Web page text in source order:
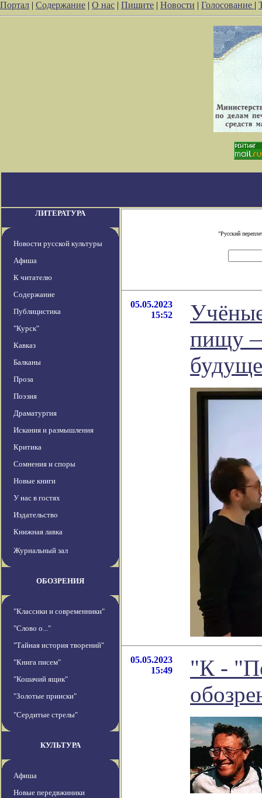
Портал | Содержание | О нас | Пишите | Новости | Голосование |
ЛИТЕРАТУРА
Новости русской культуры
Афиша
К читателю
Содержание
Публицистика
"Курск"
Кавказ
Балканы
Проза
Поэзия
Драматургия
Искания и размышления
Критика
Сомнения и споры
Новые книги
У нас в гостях
Издательство
Книжная лавка
Журнальный зал
ОБОЗРЕНИЯ
"Классики и современники"
"Слово о..."
"Тайная история творений"
"Книга писем"
"Кошачий ящик"
"Золотые прииски"
"Сердитые стрелы"
КУЛЬТУРА
Афиша
Новые передвжиники
"Русский
05.05.2023
15:52
пищу
05.05.2023
15:49
"К -